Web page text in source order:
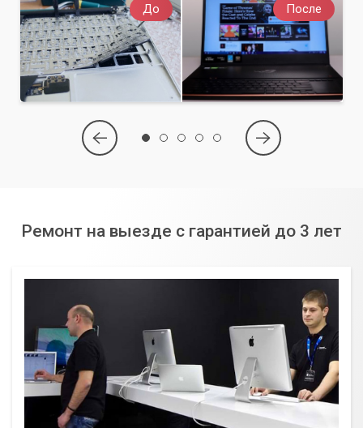
До После
Ремонт на выезде с гарантией до 3 лет